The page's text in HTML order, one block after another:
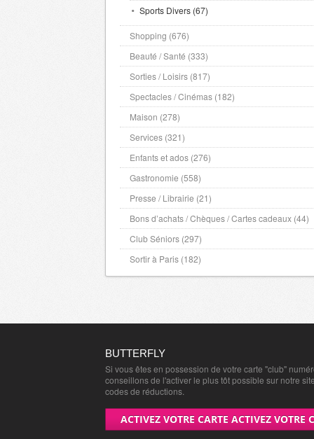
Sports Divers (67)
Shopping (676)
Beauté / Santé (333)
Sorties / Loisirs (817)
Spectacles / Cinémas (182)
Maison (278)
Services (321)
Enfants et ados (276)
Gastronomie (558)
Presse / Librairie (21)
Bons d’achats / Chèques / Cartes cadeaux (44)
Club Séniors (297)
Sortir à Paris (182)
BUTTERFLY
Si vous êtes en possession de votre carte "club"
conseillons de l'activer le plus tôt possible sur notre
codes de réductions.
ACTIVEZ VOTRE CARTE ACTIVEZ VOTRE